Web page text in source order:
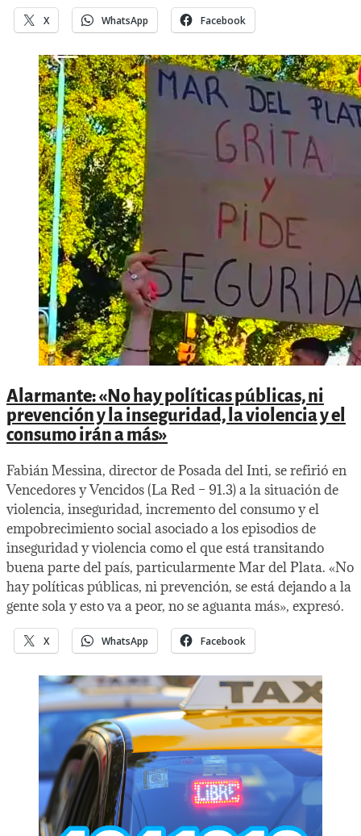
X WhatsApp Facebook
Alarmante: «No hay políticas públicas, ni
prevención y la inseguridad, la violencia y el
consumo irán a más»
Fabián Messina, director de Posada del Inti, se refirió en
Vencedores y Vencidos (La Red – 91.3) a la situación de
violencia, inseguridad, incremento del consumo y el
empobrecimiento social asociado a los episodios de
inseguridad y violencia como el que está transitando
buena parte del país, particularmente Mar del Plata. «No
hay políticas públicas, ni prevención, se está dejando a la
gente sola y esto va a peor, no se aguanta más», expresó.
X WhatsApp Facebook